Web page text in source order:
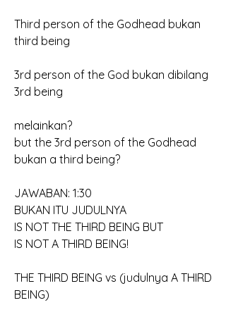
Third person of the Godhead bukan
third being
3rd person of the God bukan dibilang
3rd being
melainkan?
but the 3rd person of the Godhead
bukan a third being?
JAWABAN: 1:30
BUKAN ITU JUDULNYA
IS NOT THE THIRD BEING BUT
IS NOT A THIRD BEING!
THE THIRD BEING vs (judulnya A THIRD
BEING)